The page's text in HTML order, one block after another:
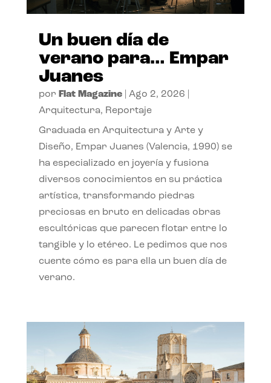
Un buen día de
verano para… Empar
Juanes
por Flat Magazine| Ago 2, 2026
Arquitectura, Reportaje
Graduada en Arquitectura y Arte y
Diseño, Empar Juanes (Valencia, 1990) se
ha especializado en joyería y fusiona
diversos conocimientos en su práctica
artística, transformando piedras
preciosas en bruto en delicadas obras
escultóricas que parecen flotar entre lo
tangible y lo etéreo. Le pedimos que nos
cuente cómo es para ella un buen día de
verano.